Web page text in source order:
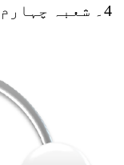
4۔ شعبہ چہارم : نظامت